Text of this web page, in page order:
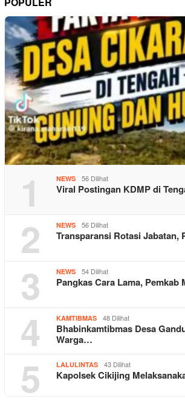
1 NEWS 56 Dilihat
Viral Postingan KDMP di
2 NEWS 56 Dilihat
Transparansi Rotasi Jabatan,
3 NEWS 54 Dilihat
Pangkas Cara Lama,
4 KAMTIBMAS 48 Dilihat
Bhabinkamtibmas Desa
Warga…
5 LALULINTAS 43 Dilihat
Kapolsek Cikijing